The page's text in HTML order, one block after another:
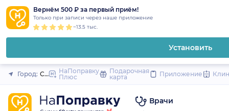
Вернём 500 ₽ за первый приём!
Только при записи через наше приложение
~13.5 тыс.
Установить
Закрыть
Город: Санкт-Петербург
НаПоправку
Плюс
Подарочная
карта
Приложение
Врачи